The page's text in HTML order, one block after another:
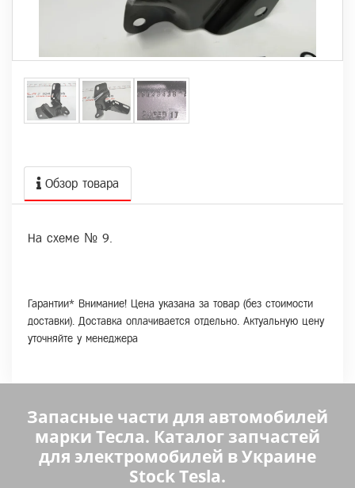
Обзор товара
На схеме № 9.
Гарантии* Внимание! Цена указана за товар (без стоимости
доставки). Доставка оплачивается отдельно. Актуальную цену
уточняйте у менеджера
Запасные части для автомобилей
марки Тесла. Каталог запчастей
для электромобилей в Украине
Stock Tesla.